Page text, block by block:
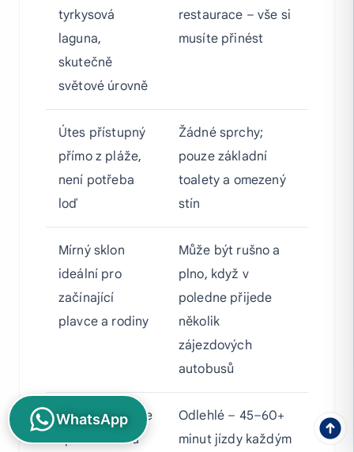
tyrkysová
laguna,
skutečně
světové úrovně
restaurace – vše si
musíte přinést
Útes přístupný
přímo z pláže,
není potřeba
loď
Žádné sprchy;
pouze základní
toalety a omezený
stín
Mírný sklon
ideální pro
začínající
plavce a rodiny
Může být rušno a
plno, když v
poledne přijede
několik
zájezdových
autobusů
Vynikající šance
spatřit karetu
Odlehlé – 45–60+
minut jízdy každým
WhatsApp